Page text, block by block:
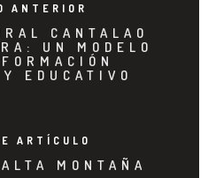
ANTERIOR
CANTALAO
UN MODELO
EDUCATIVO
ARTÍCULO
MONTAÑA